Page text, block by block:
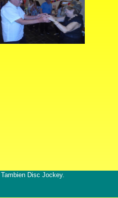
Disc Jockey.